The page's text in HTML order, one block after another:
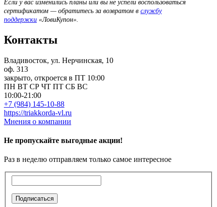
Если у вас изменились планы или вы не успели воспользоваться
сертификатом — обратитесь за возвратом в службу
поддержки «ЛовиКупон».
Контакты
Владивосток, ул. Нерчинская, 10
оф. 313
закрыто, откроется в ПТ 10:00
ПН ВТ СР ЧТ ПТ СБ ВС
10:00-21:00
+7 (984) 145-10-88
https://triakkorda-vl.ru
Мнения о компании
Не пропускайте выгодные акции!
Раз в неделю отправляем только самое интересное
Подписаться